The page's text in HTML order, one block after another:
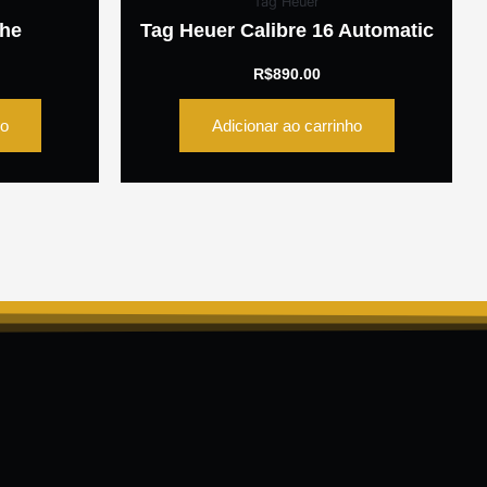
Tag Heuer Calibre 16 Automatic
R$890.00
Adicionar ao carrinho